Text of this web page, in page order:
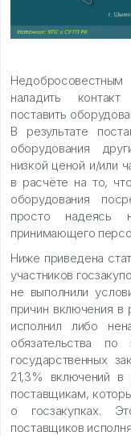
наладить
поставить
В результате
оборудования
низкой ценой и/или
в расчёте на то,
оборудования
просто надеясь
принимающего
Ниже приведена
участников
не выполнили
причин включения в
исполнил либо
обязательства
государственных
21,3% включений в
поставщикам,
о госзакупках.
поставщиков